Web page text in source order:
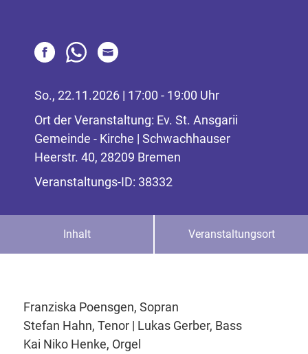
So., 22.11.2026 | 17:00 - 19:00 Uhr
Ort der Veranstaltung: Ev. St. Ansgarii
Gemeinde - Kirche | Schwachhauser
Heerstr. 40, 28209 Bremen
Veranstaltungs-ID: 38332
Inhalt Veranstaltungsort
Franziska Poensgen, Sopran
Stefan Hahn, Tenor | Lukas Gerber, Bass
Kai Niko Henke, Orgel